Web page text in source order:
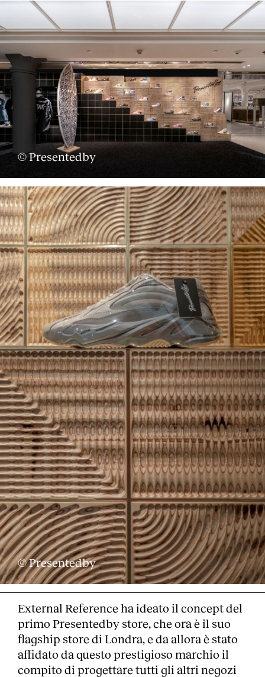
© Presentedby
© Presentedby
External Reference ha ideato il concept del
primo Presentedby store, che ora è il suo
flagship store di Londra, e da allora è stato
affidato da questo prestigioso marchio il
compito di progettare tutti gli altri negozi